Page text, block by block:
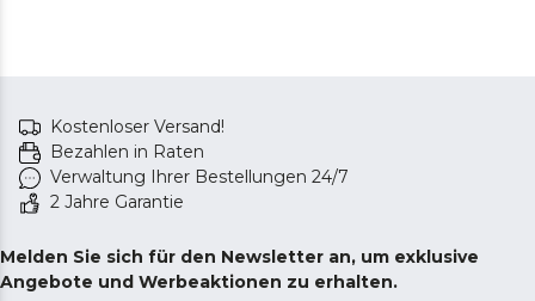
Kostenloser Versand!
Bezahlen in Raten
Verwaltung Ihrer Bestellungen 24/7
2 Jahre Garantie
Melden Sie sich für den Newsletter an, um exklusive
Angebote und Werbeaktionen zu erhalten.